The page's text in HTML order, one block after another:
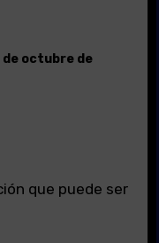
de octubre de
que puede ser